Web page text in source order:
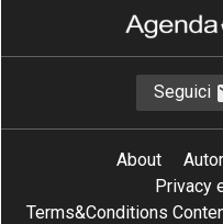
Seguici
About
Privacy
Terms&Conditions